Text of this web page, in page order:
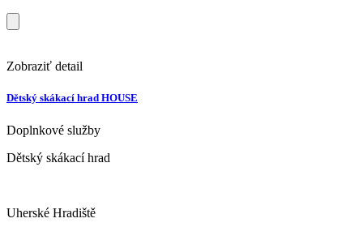
Zobraziť detail
Dětský skákací hrad HOUSE
Doplnkové služby
Dětský skákací hrad
Uherské Hradiště